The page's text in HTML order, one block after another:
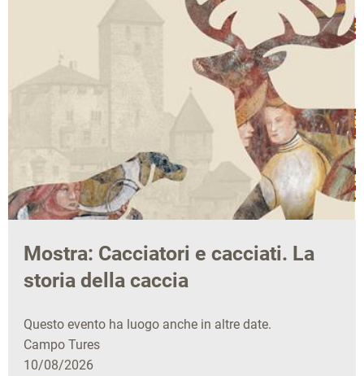
Mostra: Cacciatori e cacciati. La
storia della caccia
Questo evento ha luogo anche in altre date.
Campo Tures
10/08/2026